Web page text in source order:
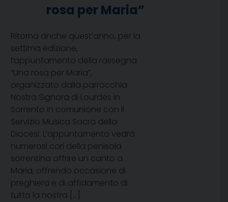
rosa per Maria”
Ritorna anche quest’anno, per la
settima edizione,
l’appuntamento della rassegna
“Una rosa per Maria”,
organizzato dalla parrocchia
Nostra Signora di Lourdes in
Sorrento in comunione con il
Servizio Musica Sacra della
Diocesi. L’appuntamento vedrà
numerosi cori della penisola
sorrentina offrire un canto a
Maria, offrendo occasione di
preghiera e di affidamento di
tutta la nostra […]